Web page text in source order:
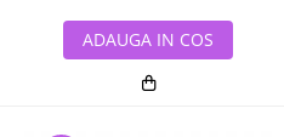
ADAUGA IN COS